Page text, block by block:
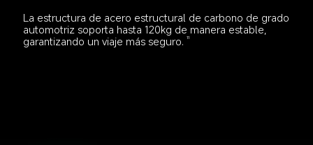
La estructura de acero estructural de carbono de grado
automotriz soporta hasta 120kg de manera estable,
garantizando un viaje más seguro.
11